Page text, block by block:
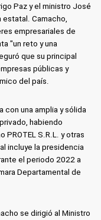
Paz y el ministro José
Camacho,
empresariales de
"un reto y una
que su principal
públicas y
del país.
con una amplia y sólida
habiendo
S.R.L. y otras
incluye la presidencia
el periodo 2022 a
Departamental de
se dirigió al Ministro